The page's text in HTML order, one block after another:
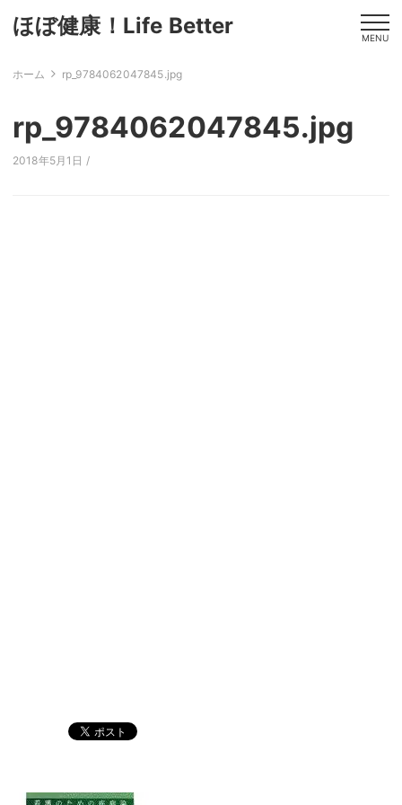
ほぼ健康！Life Better MENU
ホーム rp_9784062047845.jpg
rp_9784062047845.jpg
2018年5月1日 /